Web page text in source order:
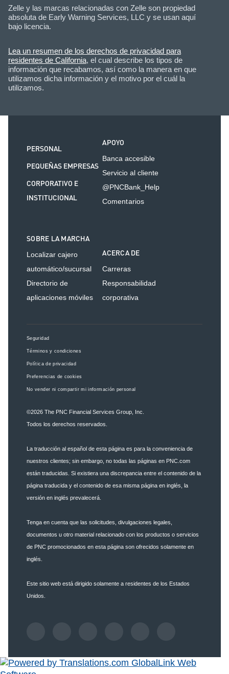
Zelle y las marcas relacionadas con Zelle son propiedad
absoluta de Early Warning Services, LLC y se usan aquí
bajo licencia.
Lea un resumen de los derechos de privacidad para
residentes de California, el cual describe los tipos de
información que recabamos, así como la manera en que
utilizamos dicha información y el motivo por el cuál la
utilizamos.
PERSONAL
PEQUEÑAS EMPRESAS
CORPORATIVO E
INSTITUCIONAL
APOYO
Banca accesible
Servicio al cliente
@PNCBank_Help
Comentarios
SOBRE LA MARCHA
Localizar cajero
automático/sucursal
Directorio de
aplicaciones móviles
ACERCA DE
Carreras
Responsabilidad
corporativa
Seguridad
Términos y condiciones
Política de privacidad
Preferencias de cookies
No vender ni compartir mi información personal
©2026 The PNC Financial Services Group, Inc.
Todos los derechos reservados.
La traducción al español de esta página es para la conveniencia de
nuestros clientes; sin embargo, no todas las páginas en PNC.com
están traducidas. Si existiera una discrepancia entre el contenido de la
página traducida y el contenido de esa misma página en inglés, la
versión en inglés prevalecerá.
Tenga en cuenta que las solicitudes, divulgaciones legales,
documentos u otro material relacionado con los productos o servicios
de PNC promocionados en esta página son ofrecidos solamente en
inglés.
Este sitio web está dirigido solamente a residentes de los Estados
Unidos.